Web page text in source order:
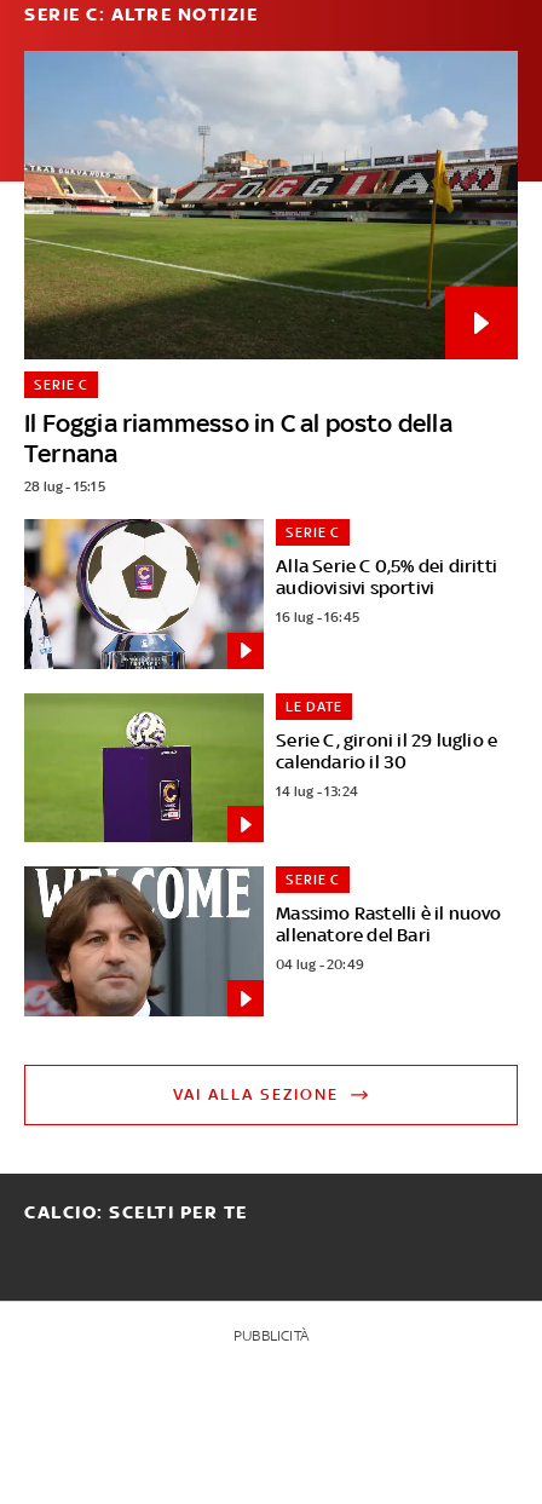
SERIE C: ALTRE NOTIZIE
Il Foggia riammesso in C al posto della
Ternana
SERIE C
28 lug - 15:15
Alla Serie C 0,5% dei diritti
audiovisivi sportivi
SERIE C
16 lug - 16:45
Serie C, gironi il 29 luglio e
calendario il 30
LE DATE
14 lug - 13:24
Massimo Rastelli è il nuovo
allenatore del Bari
SERIE C
04 lug - 20:49
VAI ALLA SEZIONE
CALCIO: SCELTI PER TE
PUBBLICITÀ